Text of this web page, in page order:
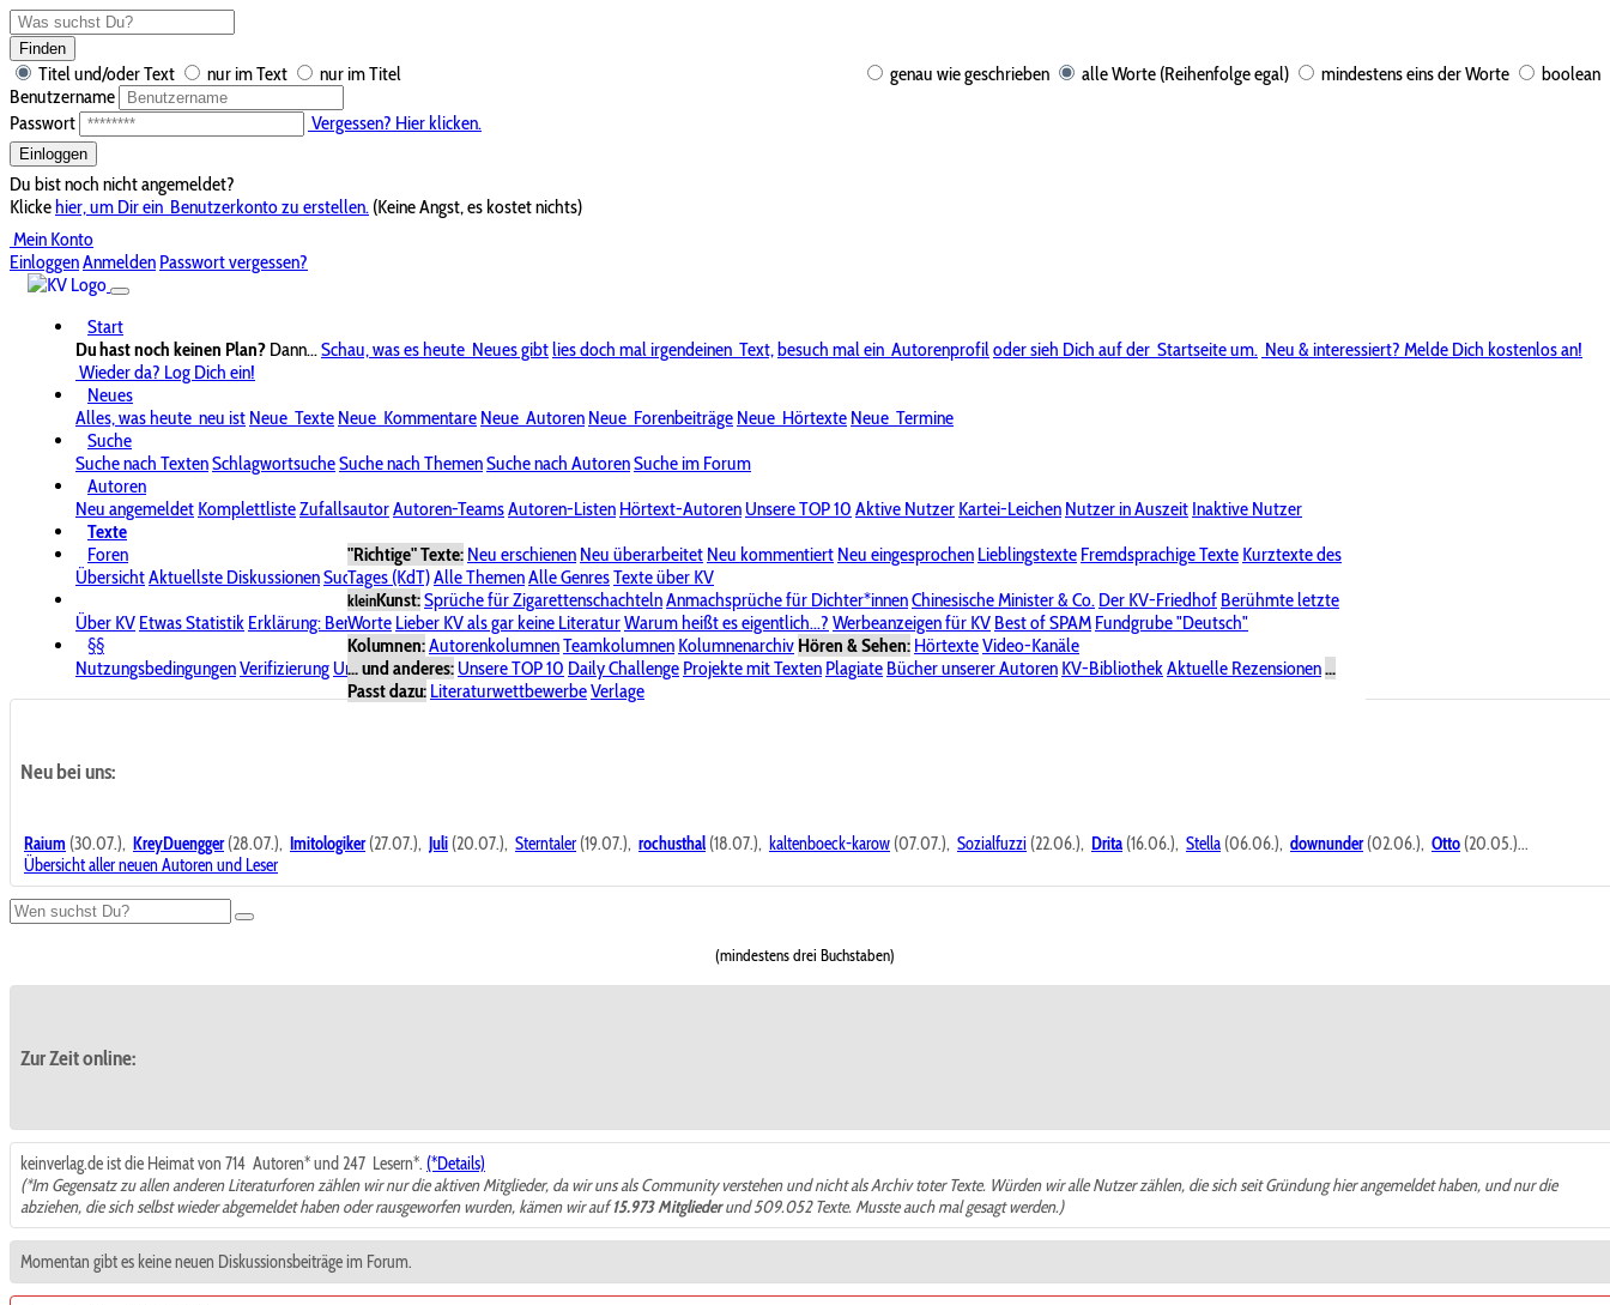
Finden
genau wie geschrieben alle Worte (Reihenfolge egal) mindestens eins der Worte boolean
Titel und/oder Text nur im Text
nur im Titel
Benutzername
Passwort
Vergessen? Hier klicken.
Einloggen
Du bist noch nicht angemeldet?
Klickehier, um Dir ein Benutzerkonto zu erstellen. (Keine Angst, es kostet nichts)
Mein Konto
EinloggenAnmelden Passwort vergessen?
Start
Du hast noch keinen Plan? Dann...Schau, was es heute Neues gibtlies doch mal irgendeinen Text,besuch mal ein Autorenprofiloder sieh Dich auf der Startseite um. Neu & interessiert? Melde Dich kostenlos an!
Wieder da? Log Dich ein!
Neues
Alles, was heute neu ist Neue Texte Neue Kommentare Neue Autoren Neue Forenbeiträge Neue Hörtexte Neue Termine
Suche
Suche nach TextenSchlagwortsucheSuche nach ThemenSuche nach AutorenSuche im Forum
Autoren
Neu angemeldet KomplettlisteZufallsautorAutoren-TeamsAutoren-Listen Hörtext-Autoren Unsere TOP 10 Aktive Nutzer Kartei-Leichen Nutzer in Auszeit Inaktive Nutzer
Texte
"Richtige" Texte: Neu erschienen Neu überarbeitet Neu kommentiert Neu eingesprochen Lieblingstexte Fremdsprachige Texte Kurztexte des
Tages (KdT)Alle ThemenAlle GenresTexte über KV
kleinKunst:Sprüche für ZigarettenschachtelnAnmachsprüche für Dichter*innenChinesische Minister & Co. Der KV-Friedhof Berühmte letzte
Worte Lieber KV als gar keine LiteraturWarum heißt es eigentlich...? Werbeanzeigen für KV Best of SPAM Fundgrube "Deutsch"
Kolumnen:AutorenkolumnenTeamkolumnen Kolumnenarchiv Hören & Sehen: HörtexteVideo-Kanäle
... und anderes: Unsere TOP 10 Daily Challenge Projekte mit Texten Plagiate Bücher unserer Autoren KV-BibliothekAktuelle Rezensionen...
Passt dazu: LiteraturwettbewerbeVerlage
Foren
ÜbersichtAktuellste DiskussionenSuche im ForumBereich "KV-Board"Bereich "Literatur & Schreiberei"
Über KV Etwas Statistik Erklärung: BenutzersymboleSpende für KV Unsere SpenderlisteAlle Wege führen zu KVPasswort vergessen?
§§
NutzungsbedingungenVerifizierung UrheberrechtAvatare & BilderStalkingDatenschutzerklärungImpressum
Neu bei uns:
Raium (30.07.), KreyDuengger(28.07.), Imitologiker(27.07.), Juli (20.07.), Sterntaler (19.07.), rochusthal (18.07.), kaltenboeck-karow (07.07.), Sozialfuzzi (22.06.), Drita (16.06.), Stella (06.06.), downunder(02.06.), Otto (20.05.)...
Übersicht aller neuen Autoren und Leser
(mindestens drei Buchstaben)
Zur Zeit online:
keinverlag.de ist die Heimat von 714 Autoren* und 247 Lesern*. (*Details)
(*Im Gegensatz zu allen anderen Literaturforen zählen wir nur die aktiven Mitglieder, da wir uns als Community verstehen und nicht als Archiv toter Texte. Würden wir alle Nutzer zählen, die sich seit Gründung hier angemeldet haben, und nur die
abziehen, die sich selbst wieder abgemeldet haben oder rausgeworfen wurden, kämen wir auf15.973 Mitgliederund 509.052 Texte. Musste auch mal gesagt werden.)
Momentan gibt es keine neuen Diskussionsbeiträge im Forum.